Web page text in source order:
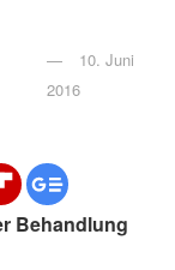
10. Juni
2016
Behandlung